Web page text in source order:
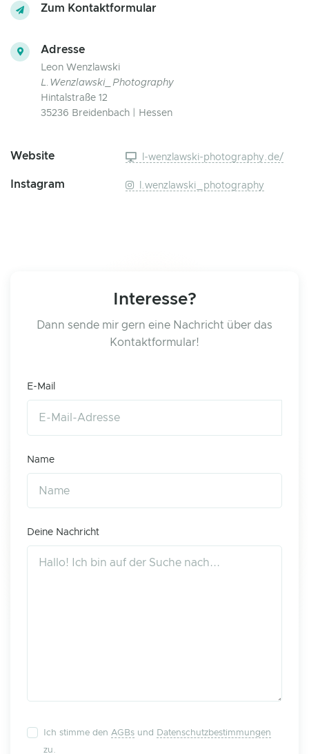
Zum Kontaktformular
Adresse
Leon Wenzlawski
L.Wenzlawski_Photography
Hintalstraße 12
35236 Breidenbach | Hessen
Website l-wenzlawski-photography.de/
Instagram l.wenzlawski_photography
Interesse?
Dann sende mir gern eine Nachricht über das
Kontaktformular!
E-Mail
Name
Deine Nachricht
Ich stimme den AGBs und
Datenschutzbestimmungen
zu.